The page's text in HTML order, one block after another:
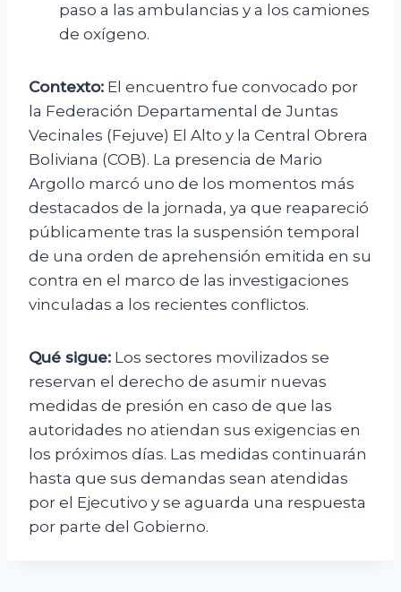
paso a las ambulancias y a los camiones
de oxígeno.
Contexto: El encuentro fue convocado por
la Federación Departamental de Juntas
Vecinales (Fejuve) El Alto y la Central Obrera
Boliviana (COB). La presencia de Mario
Argollo marcó uno de los momentos más
destacados de la jornada, ya que reapareció
públicamente tras la suspensión temporal
de una orden de aprehensión emitida en su
contra en el marco de las investigaciones
vinculadas a los recientes conflictos.
Qué sigue: Los sectores movilizados se
reservan el derecho de asumir nuevas
medidas de presión en caso de que las
autoridades no atiendan sus exigencias en
los próximos días. Las medidas continuarán
hasta que sus demandas sean atendidas
por el Ejecutivo y se aguarda una respuesta
por parte del Gobierno.